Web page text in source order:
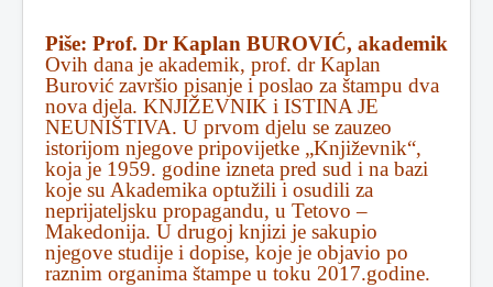
Piše: Prof. Dr Kaplan BUROVIĆ, akademik
Ovih dana je akademik, prof. dr Kaplan
Burović završio pisanje i poslao za štampu dva
nova djela. KNJIŽEVNIK i ISTINA JE
NEUNIŠTIVA. U prvom djelu se zauzeo
istorijom njegove pripovijetke „Književnik“,
koja je 1959. godine izneta pred sud i na bazi
koje su Akademika optužili i osudili za
neprijateljsku propagandu, u Tetovo –
Makedonija. U drugoj knjizi je sakupio
njegove studije i dopise, koje je objavio po
raznim organima štampe u toku 2017.godine.